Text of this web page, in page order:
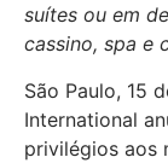
suítes ou em
cassino, spa e
São Paulo, 15
International
privilégios aos